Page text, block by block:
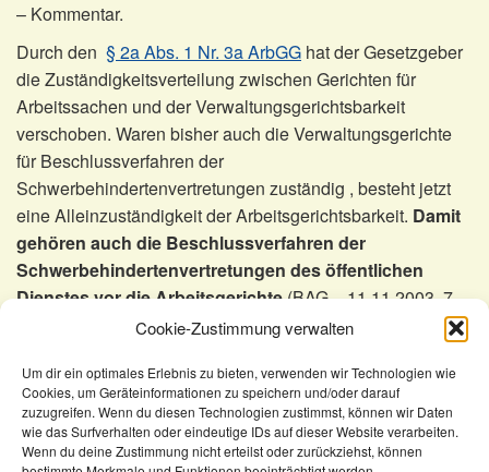
Cookie-Zustimmung verwalten
Um dir ein optimales Erlebnis zu bieten, verwenden wir Technologien wie
Cookies, um Geräteinformationen zu speichern und/oder darauf
zuzugreifen. Wenn du diesen Technologien zustimmst, können wir Daten
wie das Surfverhalten oder eindeutige IDs auf dieser Website verarbeiten.
Wenn du deine Zustimmung nicht erteilst oder zurückziehst, können
– Kommentar.
Durch den § 2a Abs. 1 Nr. 3a ArbGG hat der Gesetzgeber
die Zuständigkeitsverteilung zwischen Gerichten für
Arbeitssachen und der Verwaltungsgerichtsbarkeit
verschoben. Waren bisher auch die Verwaltungsgerichte
für Beschlussverfahren der
Schwerbehindertenvertretungen zuständig , besteht jetzt
eine Alleinzuständigkeit der Arbeitsgerichtsbarkeit. Damit
gehören auch die Beschlussverfahren der
Schwerbehindertenvertretungen des öffentlichen
Dienstes vor die Arbeitsgerichte(BAG – 11.11.2003, 7
Wenn der Vorgesetzte ein Beamter ist ergibt sich noch die
Möglickeit der Einleitung einesDisziplinarverfahrens
KomSem A-Z Beschlussverfahren